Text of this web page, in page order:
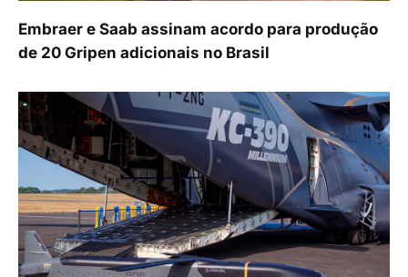
Embraer e Saab assinam acordo para produção
de 20 Gripen adicionais no Brasil